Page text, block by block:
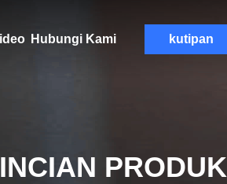
Hubungi Kami kutipan
PRODUK